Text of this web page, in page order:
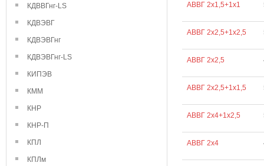
КДВВГнг-LS
КДВЭВГ
КДВЭВГнг
КДВЭВГнг-LS
КИПЭВ
КММ
КНР
КНР-П
КПЛ
КПЛм
АВВГ 2х1,5+1х1
АВВГ 2х2,5+1х2,5
АВВГ 2х2,5
АВВГ 2х2,5+1х1,5
АВВГ 2х4+1х2,5
АВВГ 2х4